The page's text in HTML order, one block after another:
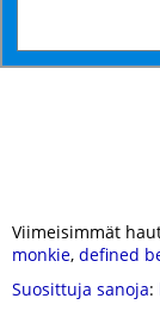
Viimeisimmät
monkie, defined
Suosittuja sanoja: